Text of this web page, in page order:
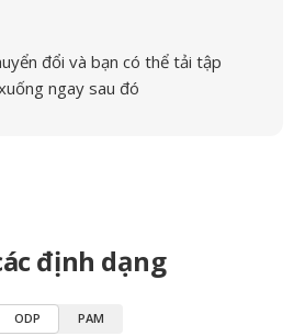
đổi và bạn có thể tải tập
ngay sau đó
định dạng
ODP PAM